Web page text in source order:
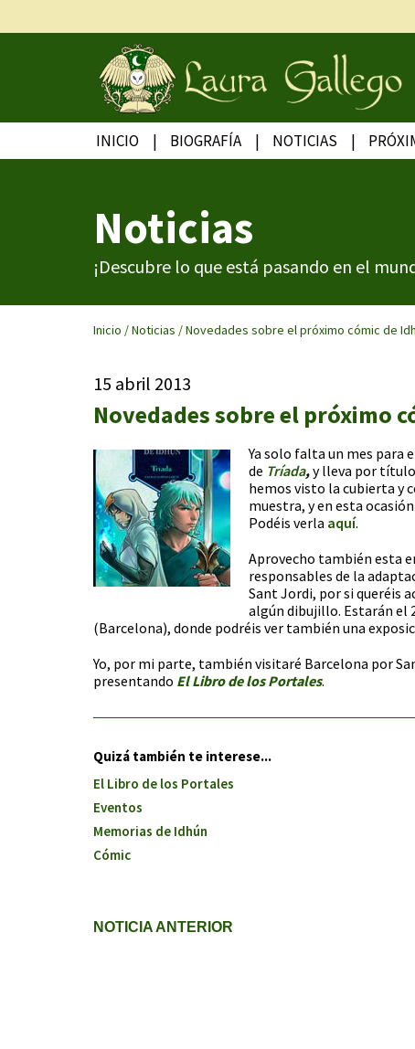
INICIO BIOGRAFÍA NOTICIAS
Noticias
¡Descubre lo que está pasando en el
Inicio /Noticias /Novedades sobre el próximo cómic de
15 abril 2013
Novedades sobre el próximo
Ya solo falta un mes para
de Tríada,y lleva por
hemos visto la cubierta y
muestra, y en esta
Podéis verla aquí.
Aprovecho también esta
responsables de la
Sant Jordi, por si queréis
algún dibujillo. Estarán el
(Barcelona), donde podréis ver también una
Yo, por mi parte, también visitaré Barcelona por
presentando El Libro de los Portales.
Quizá también te interese...
El Libro de los Portales
Eventos
Memorias de Idhún
Cómic
NOTICIA ANTERIOR